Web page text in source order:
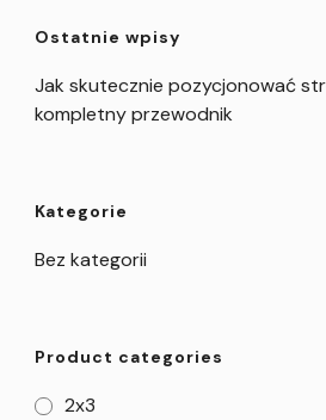
Ostatnie wpisy
Jak skutecznie pozycjonować
kompletny przewodnik
Kategorie
Bez kategorii
Product categories
2x3